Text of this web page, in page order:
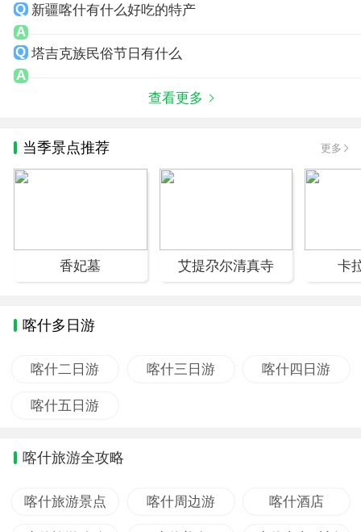
新疆喀什有什么好吃的特产
塔吉克族民俗节日有什么
查看更多
当季景点推荐 更多
香妃墓 艾提尕尔清真寺 卡
喀什多日游
喀什二日游 喀什三日游 喀什四日游
喀什五日游
喀什旅游全攻略
喀什旅游景点 喀什周边游 喀什酒店